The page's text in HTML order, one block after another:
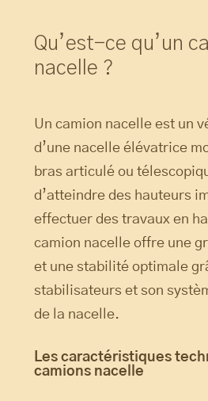
Qu’est-ce qu’un
nacelle ?
Un camion nacelle est un
d’une nacelle élévatrice
bras articulé ou
d’atteindre des hauteurs
effectuer des travaux en
camion nacelle offre une
et une stabilité optimale
stabilisateurs et son
de la nacelle.
Les caractéristiques
camions nacelle